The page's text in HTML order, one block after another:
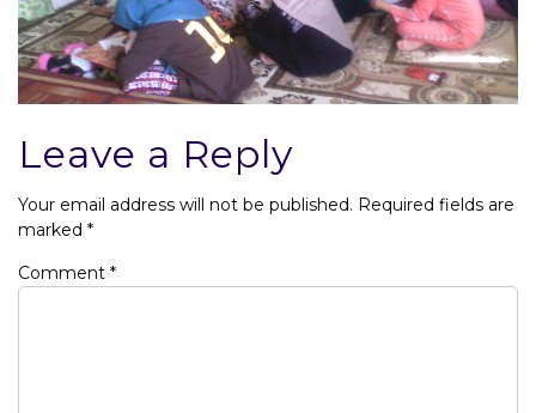
Leave a Reply
Your email address will not be published. Required fields are
marked *
Comment *